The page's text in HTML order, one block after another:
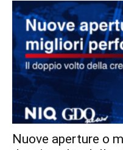
Nuove aperture o